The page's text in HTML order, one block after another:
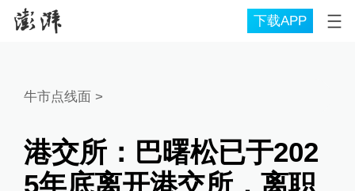
下载APP
牛市点线面>
港交所：巴曙松已于202
5年底离开港交所，离职